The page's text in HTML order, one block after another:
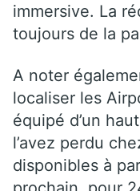
immersive. La
toujours de la
A noter
localiser les
équipé d’un
l’avez perdu
disponibles à